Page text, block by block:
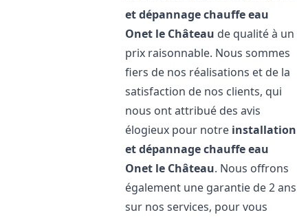
et dépannage chauffe eau
Onet le Château de qualité à un
prix raisonnable. Nous sommes
fiers de nos réalisations et de la
satisfaction de nos clients, qui
nous ont attribué des avis
élogieux pour notre installation
et dépannage chauffe eau
Onet le Château. Nous offrons
également une garantie de 2 ans
sur nos services, pour vous